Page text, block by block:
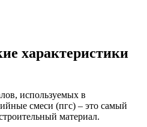
характеристики
используемых в
смеси (пгс) – это самый
материал.